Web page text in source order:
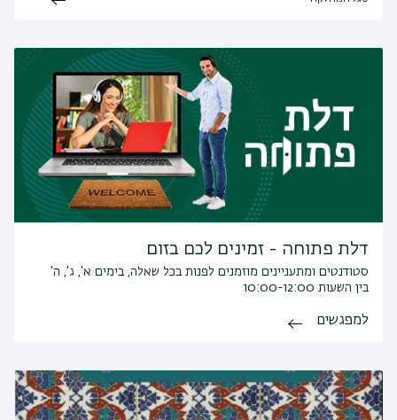
דלת פתוחה - זמינים לכם בזום
סטודנטים ומתעניינים מוזמנים לפנות בכל שאלה, בימים א', ג', ה'
בין השעות 10:00-12:00
למפגשים